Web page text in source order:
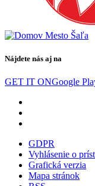
Nájdete nás aj na
GET IT ONGoogle
GDPR
Vyhlásenie o
Grafická verzia
Mapa stránok